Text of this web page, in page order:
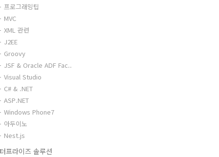
프로그래밍팁
MVC
XML 관련
J2EE
Groovy
JSF & Oracle ADF Fac..
Visual Studio
C# & .NET
ASP.NET
Windows Phone7
아두이노
Nest.js
프라이즈 솔루션